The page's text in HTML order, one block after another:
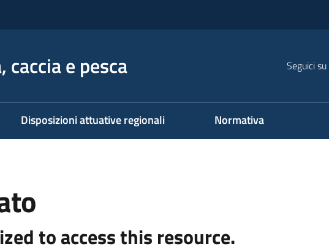
e pesca Seguici su
Disposizioni attuative regionali Normativa
to access this resource.